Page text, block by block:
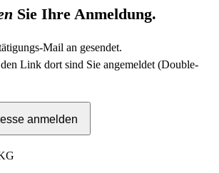
Sie Ihre Anmeldung.
Mail an gesendet.
Link dort sind Sie angemeldet (Double-
anmelden